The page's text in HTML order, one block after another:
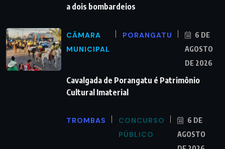
a dois bombardeios
CÂMARA
MUNICIPAL
PORANGATU
6 DE
AGOSTO
DE 2026
Cavalgada de Porangatu é Patrimônio
Cultural Imaterial
TROMBAS
CONCURSO
PÚBLICO
6 DE
AGOSTO